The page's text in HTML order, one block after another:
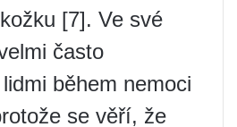
[7]. Ve své
často
během nemoci
se věří, že